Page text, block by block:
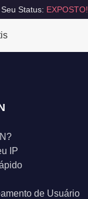
Seu Status: EXPOSTO!
IP
de Usuário